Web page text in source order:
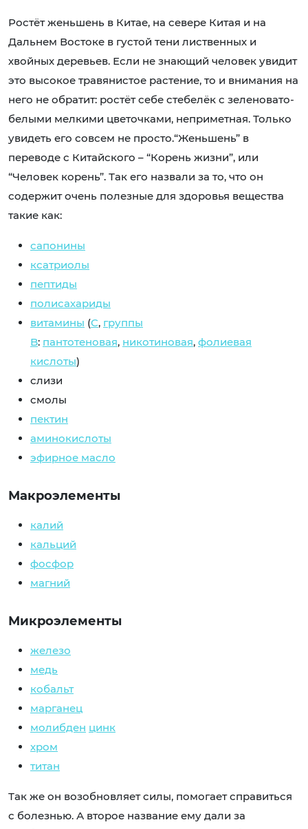
Ростёт женьшень в Китае, на севере Китая и на
Дальнем Востоке в густой тени лиственных и
хвойных деревьев. Если не знающий человек увидит
это высокое травянистое растение, то и внимания на
него не обратит: ростёт себе стебелёк с зеленовато-
белыми мелкими цветочками, неприметная. Только
увидеть его совсем не просто.“Женьшень” в
переводе с Китайского – “Корень жизни”, или
“Человек корень”. Так его назвали за то, что он
содержит очень полезные для здоровья вещества
такие как:
сапонины
ксатриолы
пептиды
полисахариды
витамины (C, группы
B: пантотеновая, никотиновая, фолиевая
кислоты)
слизи
смолы
пектин
аминокислоты
эфирное масло
Макроэлементы
калий
кальций
фосфор
магний
Микроэлементы
железо
медь
кобальт
марганец
молибден цинк
хром
титан
Так же он возобновляет силы, помогает справиться
с болезнью. А второе название ему дали за